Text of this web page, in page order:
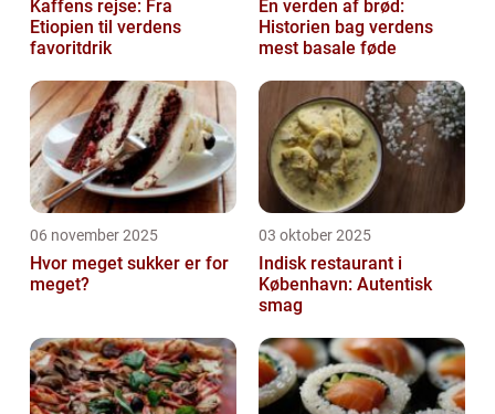
Kaffens rejse: Fra
Etiopien til verdens
favoritdrik
En verden af brød:
Historien bag verdens
mest basale føde
06 november 2025
Hvor meget sukker er for
meget?
03 oktober 2025
Indisk restaurant i
København: Autentisk
smag